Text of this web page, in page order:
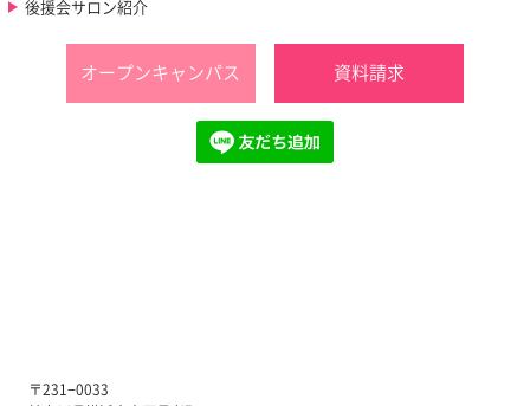
後援会サロン紹介
オープンキャンパス 資料請求
〒231−0033